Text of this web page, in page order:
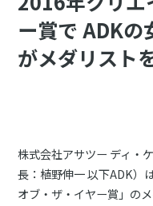
ー賞で ADKの
がメダリスト
株式会社アサツー ディ・
長：植野伸一 以下ADK）
オブ・ザ・イヤー賞」の